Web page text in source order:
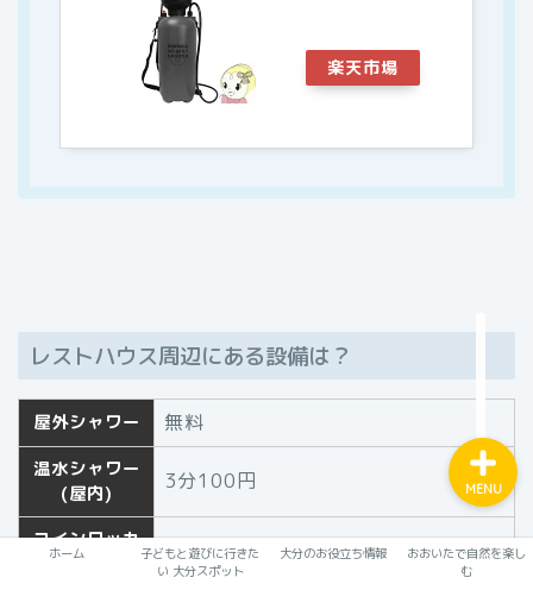
楽天市場
レストハウス周辺にある設備は？
屋外シャワー 無料
温水シャワー
(屋内)
3分100円
コインロッカ
ー(屋内)
大300円、小200円
ホーム
子どもと遊びに行きた
い 大分スポット
大分のお役立ち情報
おおいたで自然を楽し
む
MENU
おおいたで自然を楽しむ